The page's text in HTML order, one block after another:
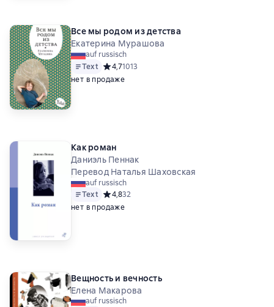
Все мы родом из детства
Екатерина Мурашова
auf russisch
Text Средний рейтинг 4,7 на основе 1013 оценок
4,71013
нет в продаже
Как роман
Даниэль Пеннак
Перевод Наталья Шаховская
auf russisch
Text Средний рейтинг 4,8 на основе 32 оценок
4,832
нет в продаже
Вещность и вечность
Елена Макарова
auf russisch